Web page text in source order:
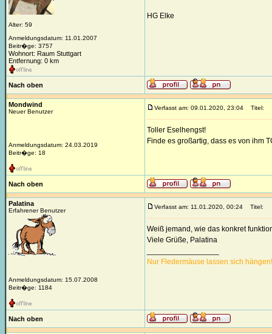
Alter: 59
Anmeldungsdatum: 11.01.2007
Beitr�ge: 3757
Wohnort: Raum Stuttgart
Entfernung: 0 km
HG Elke
Nach oben
Mondwind
Neuer Benutzer
Anmeldungsdatum: 24.03.2019
Beitr�ge: 18
Verfasst am: 09.01.2020, 23:04 Titel:
Toller Eselhengst!
Finde es großartig, dass es von ihm
Nach oben
Palatina
Erfahrener Benutzer
Anmeldungsdatum: 15.07.2008
Beitr�ge: 1184
Verfasst am: 11.01.2020, 00:24 Titel:
Weiß jemand, wie das konkret
Viele Grüße, Palatina
Nur Fledermäuse lassen sich hängen!
Nach oben